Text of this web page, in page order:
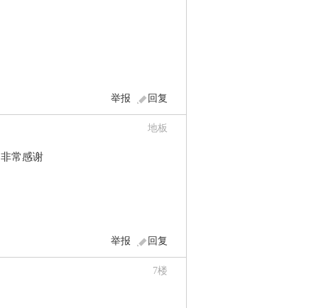
回复
举报
地板
非常感谢
回复
举报
7楼